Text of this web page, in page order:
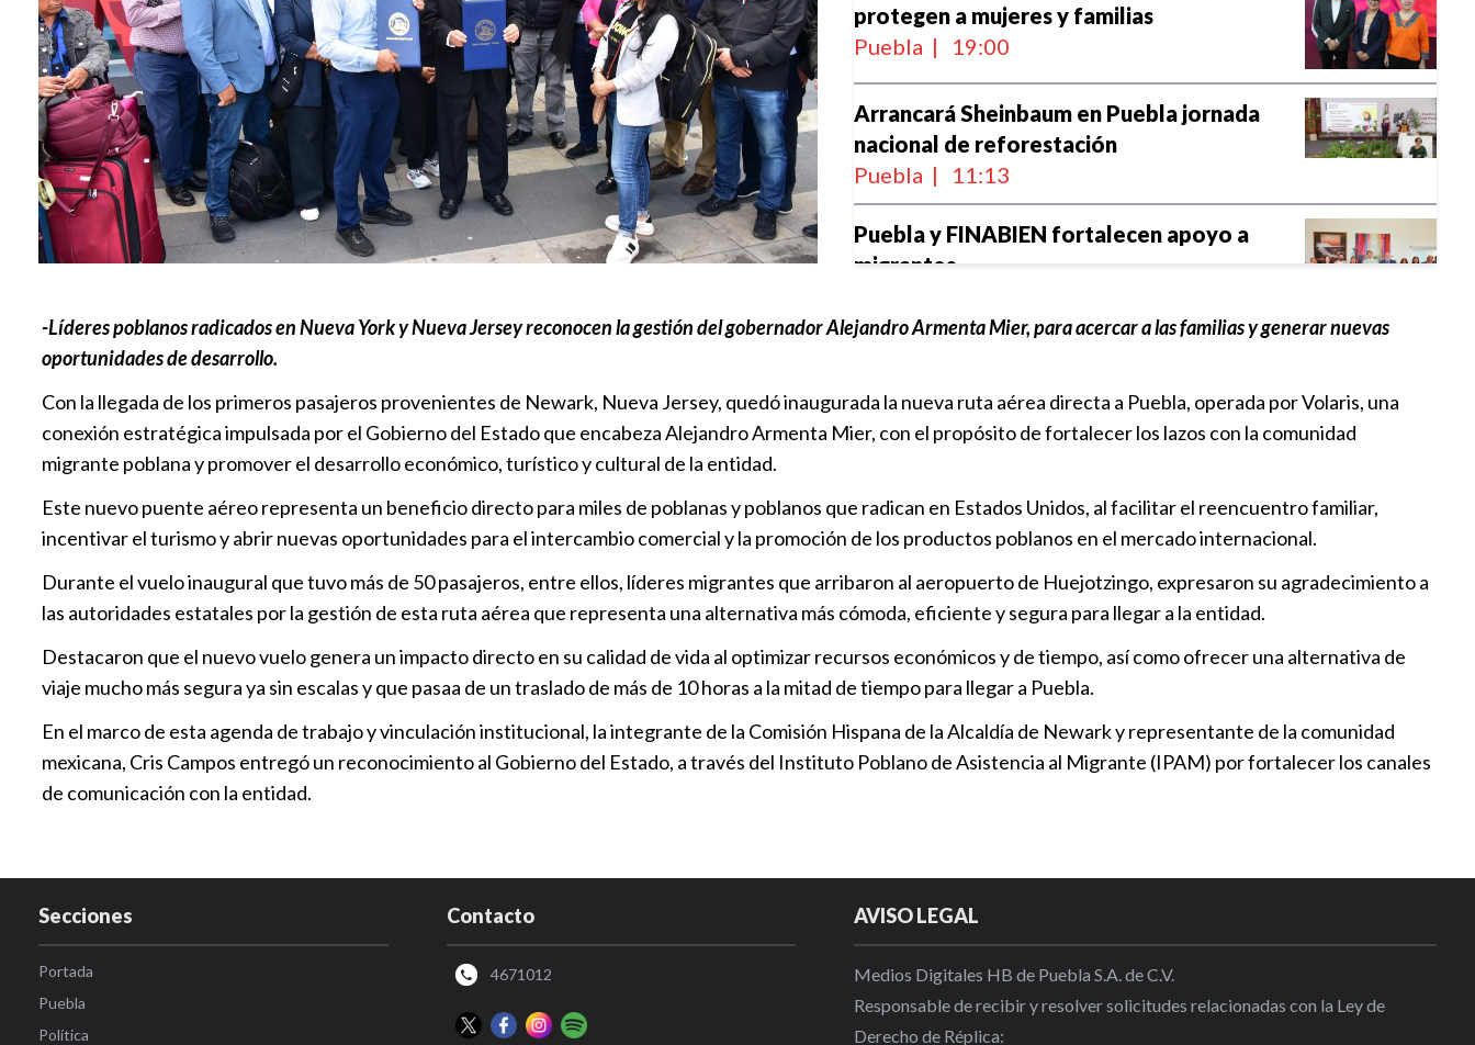
protegen a mujeres y familias
Puebla | 19:00
Arrancará Sheinbaum en Puebla jornada
nacional de reforestación
Puebla | 11:13
Puebla y FINABIEN fortalecen apoyo a
migrantes
Puebla | 22:52
Puebla | 16:30
Gobierno Estatal acerca servicios con
Jornada Integral
Puebla | 13:00
Aeroportuario
Puebla | 09:30
-Líderes poblanos radicados en Nueva York y Nueva Jersey reconocen la gestión del gobernador Alejandro Armenta Mier, para acercar a las familias y generar nuevas
oportunidades de desarrollo.
Con la llegada de los primeros pasajeros provenientes de Newark, Nueva Jersey, quedó inaugurada la nueva ruta aérea directa a Puebla, operada por Volaris, una
conexión estratégica impulsada por el Gobierno del Estado que encabeza Alejandro Armenta Mier, con el propósito de fortalecer los lazos con la comunidad
migrante poblana y promover el desarrollo económico, turístico y cultural de la entidad.
Este nuevo puente aéreo representa un beneficio directo para miles de poblanas y poblanos que radican en Estados Unidos, al facilitar el reencuentro familiar,
incentivar el turismo y abrir nuevas oportunidades para el intercambio comercial y la promoción de los productos poblanos en el mercado internacional.
Durante el vuelo inaugural que tuvo más de 50 pasajeros, entre ellos, líderes migrantes que arribaron al aeropuerto de Huejotzingo, expresaron su agradecimiento a
las autoridades estatales por la gestión de esta ruta aérea que representa una alternativa más cómoda, eficiente y segura para llegar a la entidad.
Destacaron que el nuevo vuelo genera un impacto directo en su calidad de vida al optimizar recursos económicos y de tiempo, así como ofrecer una alternativa de
viaje mucho más segura ya sin escalas y que pasaa de un traslado de más de 10 horas a la mitad de tiempo para llegar a Puebla.
En el marco de esta agenda de trabajo y vinculación institucional, la integrante de la Comisión Hispana de la Alcaldía de Newark y representante de la comunidad
mexicana, Cris Campos entregó un reconocimiento al Gobierno del Estado, a través del Instituto Poblano de Asistencia al Migrante (IPAM) por fortalecer los canales
de comunicación con la entidad.
Secciones
Portada
Puebla
Política
Contacto
4671012
AVISO LEGAL
Medios Digitales HB de Puebla S.A. de C.V.
Responsable de recibir y resolver solicitudes relacionadas con la Ley de
Derecho de Réplica: